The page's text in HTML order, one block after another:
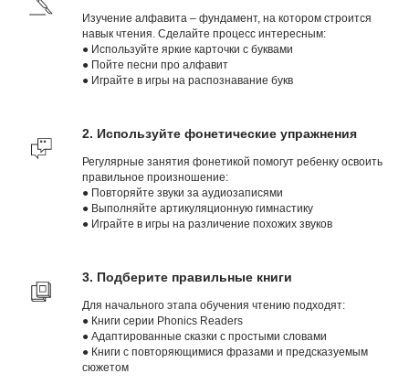
Изучение алфавита – фундамент, на котором строится
навык чтения. Сделайте процесс интересным:
● Используйте яркие карточки с буквами
● Пойте песни про алфавит
● Играйте в игры на распознавание букв
2. Используйте фонетические упражнения
Регулярные занятия фонетикой помогут ребенку освоить
правильное произношение:
● Повторяйте звуки за аудиозаписями
● Выполняйте артикуляционную гимнастику
● Играйте в игры на различение похожих звуков
3. Подберите правильные книги
Для начального этапа обучения чтению подходят:
● Книги серии Phonics Readers
● Адаптированные сказки с простыми словами
● Книги с повторяющимися фразами и предсказуемым
сюжетом